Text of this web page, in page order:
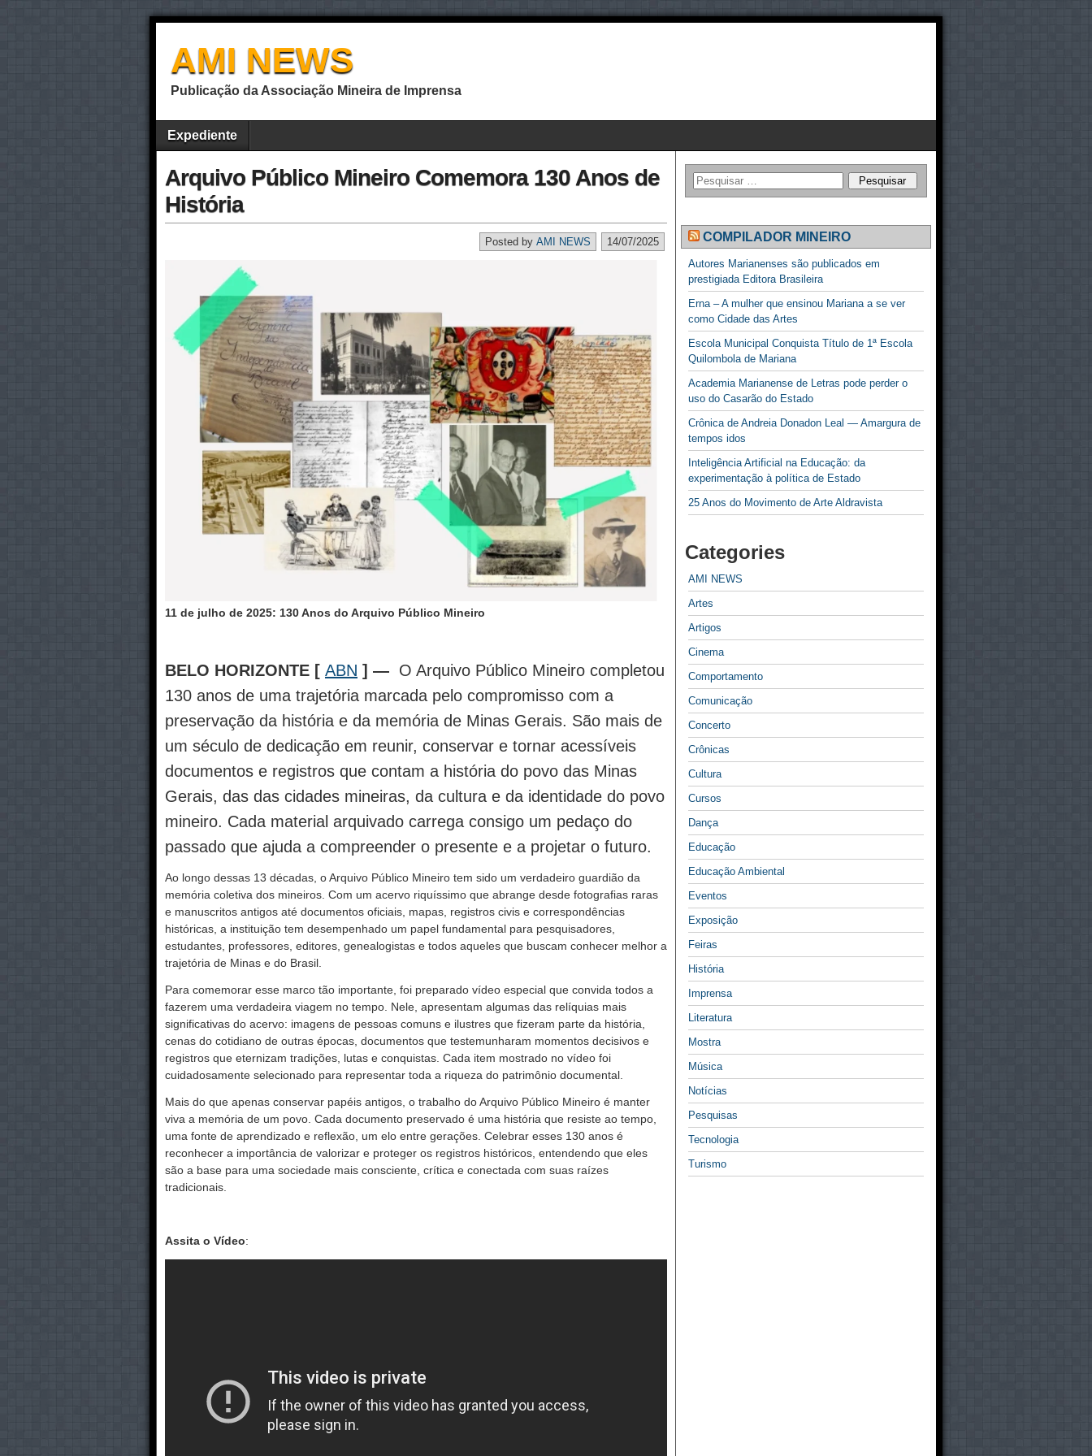
AMI NEWS
Publicação da Associação Mineira de Imprensa
Expediente
Arquivo Público Mineiro Comemora 130 Anos de
História
14/07/2025
Posted by AMI NEWS
11 de julho de 2025: 130 Anos do Arquivo Público Mineiro
BELO HORIZONTE [ ABN ] — O Arquivo Público Mineiro completou
130 anos de uma trajetória marcada pelo compromisso com a
preservação da história e da memória de Minas Gerais. São mais de
um século de dedicação em reunir, conservar e tornar acessíveis
documentos e registros que contam a história do povo das Minas
Gerais, das das cidades mineiras, da cultura e da identidade do povo
mineiro. Cada material arquivado carrega consigo um pedaço do
passado que ajuda a compreender o presente e a projetar o futuro.
Ao longo dessas 13 décadas, o Arquivo Público Mineiro tem sido um verdadeiro guardião da
memória coletiva dos mineiros. Com um acervo riquíssimo que abrange desde fotografias raras
e manuscritos antigos até documentos oficiais, mapas, registros civis e correspondências
históricas, a instituição tem desempenhado um papel fundamental para pesquisadores,
estudantes, professores, editores, genealogistas e todos aqueles que buscam conhecer melhor a
trajetória de Minas e do Brasil.
Para comemorar esse marco tão importante, foi preparado vídeo especial que convida todos a
fazerem uma verdadeira viagem no tempo. Nele, apresentam algumas das relíquias mais
significativas do acervo: imagens de pessoas comuns e ilustres que fizeram parte da história,
cenas do cotidiano de outras épocas, documentos que testemunharam momentos decisivos e
registros que eternizam tradições, lutas e conquistas. Cada item mostrado no vídeo foi
cuidadosamente selecionado para representar toda a riqueza do patrimônio documental.
Mais do que apenas conservar papéis antigos, o trabalho do Arquivo Público Mineiro é manter
viva a memória de um povo. Cada documento preservado é uma história que resiste ao tempo,
uma fonte de aprendizado e reflexão, um elo entre gerações. Celebrar esses 130 anos é
reconhecer a importância de valorizar e proteger os registros históricos, entendendo que eles
são a base para uma sociedade mais consciente, crítica e conectada com suas raízes
tradicionais.
Assita o Vídeo:
COMPILADOR MINEIRO
Autores Marianenses são publicados em
prestigiada Editora Brasileira
Erna – A mulher que ensinou Mariana a se ver
como Cidade das Artes
Escola Municipal Conquista Título de 1ª Escola
Quilombola de Mariana
Academia Marianense de Letras pode perder o
uso do Casarão do Estado
Crônica de Andreia Donadon Leal — Amargura de
tempos idos
Inteligência Artificial na Educação: da
experimentação à política de Estado
25 Anos do Movimento de Arte Aldravista
Categories
AMI NEWS
Artes
Artigos
Cinema
Comportamento
Comunicação
Concerto
Crônicas
Cultura
Cursos
Dança
Educação
Educação Ambiental
Eventos
Exposição
Feiras
História
Imprensa
Literatura
Mostra
Música
Notícias
Pesquisas
Tecnologia
Turismo